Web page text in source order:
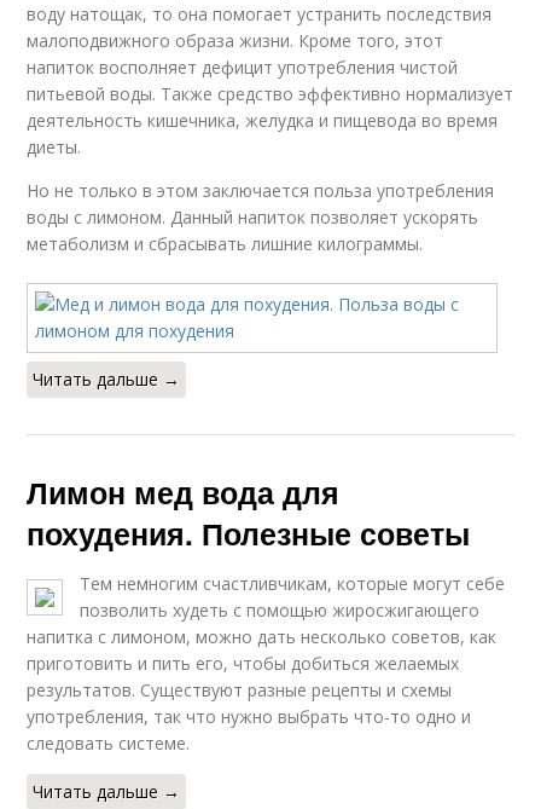
воду натощак, то она помогает устранить последствия
малоподвижного образа жизни. Кроме того, этот
напиток восполняет дефицит употребления чистой
питьевой воды. Также средство эффективно нормализует
деятельность кишечника, желудка и пищевода во время
диеты.
Но не только в этом заключается польза употребления
воды с лимоном. Данный напиток позволяет ускорять
метаболизм и сбрасывать лишние килограммы.
Читать дальше →
Лимон мед вода для
похудения. Полезные советы
Тем немногим счастливчикам, которые могут себе
позволить худеть с помощью жиросжигающего
напитка с лимоном, можно дать несколько советов, как
приготовить и пить его, чтобы добиться желаемых
результатов. Существуют разные рецепты и схемы
употребления, так что нужно выбрать что-то одно и
следовать системе.
Читать дальше →